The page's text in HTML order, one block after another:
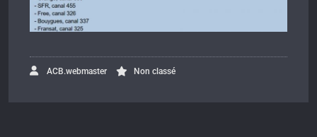
ACB.webmaster Non classé